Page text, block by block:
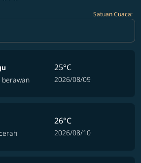
Satuan Cuaca:
Selected
berawan
25°C
2026/08/09
26°C
2026/08/10